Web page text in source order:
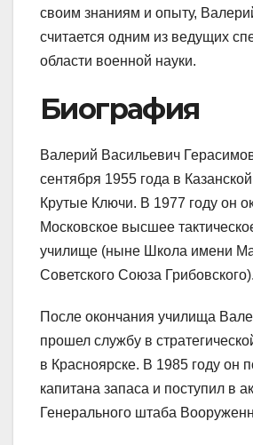
своим знаниям и опыту,
считается одним из ведущих
области военной науки.
Биография
Валерий Васильевич
сентября 1955 года в
Крутые Ключи. В 1977 году он
Московское высшее
училище (ныне Школа имени
Советского Союза Грибовского).
После окончания училища
прошел службу в
в Красноярске. В 1985 году он
капитана запаса и поступил в
Генерального штаба